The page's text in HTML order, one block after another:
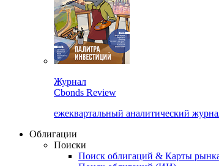
Журнал
Cbonds Review
ежеквартальный аналитический журнал